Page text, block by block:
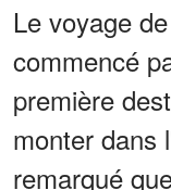
Le voyage
commencé
première
monter dans
remarqué